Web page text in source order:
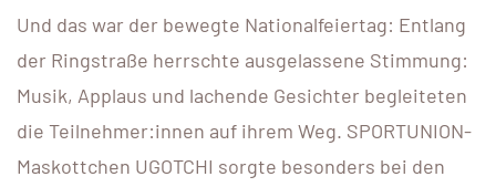
Und das war der bewegte Nationalfeiertag: Entlang
der Ringstraße herrschte ausgelassene Stimmung:
Musik, Applaus und lachende Gesichter begleiteten
die Teilnehmer:innen auf ihrem Weg. SPORTUNION-
Maskottchen UGOTCHI sorgte besonders bei den